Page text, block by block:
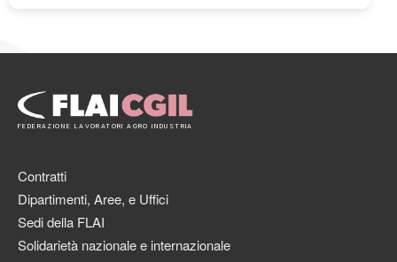
FEDERAZIONE LAVORATORI AGRO INDUSTRIA
Contratti
Dipartimenti, Aree, e Uffici
Sedi della FLAI
Solidarietà nazionale e internazionale